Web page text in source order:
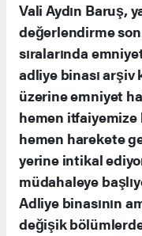
Vali Aydın Baruş,
değerlendirme
sıralarında
adliye binası arşiv
üzerine emniyet
hemen
hemen harekete
yerine intikal
müdahaleye
Adliye binasının
değişik